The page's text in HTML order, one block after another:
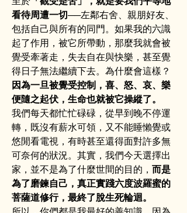
看待周遭一切──左鄰右舍、親朋好友、
包括自己與所有的同門。如果我的六識
起了作用，被它所帶動，那麼我就會被
覺受牽著走，失去自在與快樂，甚至覺
得日子無法繼續下去。為什麼會這樣？
因為一旦被覺受控制，喜、怒、哀、樂
便隨之起伏，生命也就被它操縱了。
我們每天都忙忙碌碌，從早到晚不停運
轉，既沒有薪水可領，又不能睡懶覺或
悠閒看電視，有時甚至還得面對許多無
可奈何的狀況。其實，我們今天選擇出
家，並不是為了什麼世間的目的， 而是
為了磨鍊自己，真正實踐六度波羅蜜的
菩薩道修行，最終了脫生死輪迴。